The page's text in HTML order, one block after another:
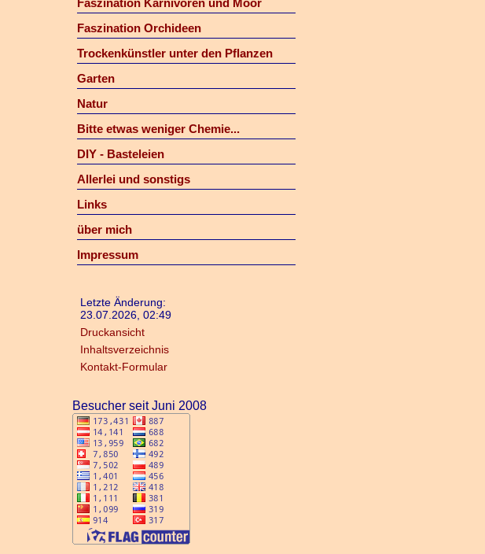
Faszination Karnivoren und Moor
Faszination Orchideen
Trockenkünstler unter den Pflanzen
Garten
Natur
Bitte etwas weniger Chemie...
DIY - Basteleien
Allerlei und sonstigs
Links
über mich
Impressum
Letzte Änderung:
23.07.2026, 02:49
Druckansicht
Inhaltsverzeichnis
Kontakt-Formular
Besucher seit Juni 2008